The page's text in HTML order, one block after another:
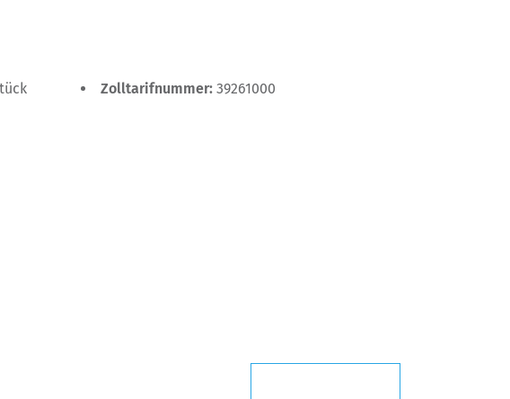
Zolltarifnummer: 39261000